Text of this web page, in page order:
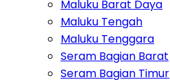
Maluku Barat Daya
Maluku Tengah
Maluku Tenggara
Seram Bagian Barat
Seram Bagian Timur